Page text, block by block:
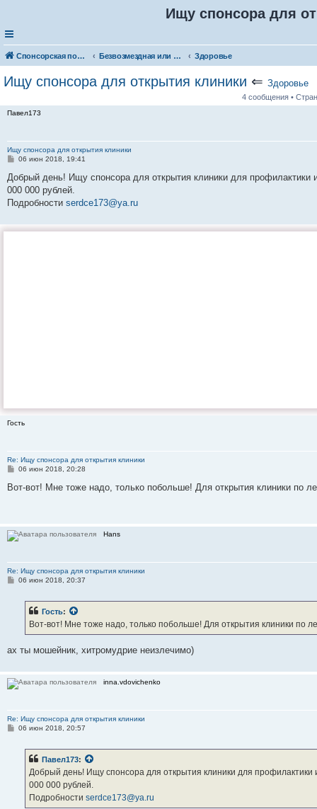
Ищу спонсора для
Спонсорская помощь. Разместите своё объявление в соответствующей рубрике Безвозмездная или условно-безвозмездная помощь Здоровье
Ищу спонсора для открытия клиники ⇐ Здоровье
4 сообщения •
Павел173
Ищу спонсора для открытия клиники
С
о
щ
е
н
е
06 июн 2018, 19:41
Добрый день! Ищу спонсора для открытия клиники для
000 000 рублей.
Подробности serdce173@ya.ru
Гость
Re: Ищу спонсора для открытия клиники
С
о
и
е
06 июн 2018, 20:28
Вот-вот! Мне тоже надо, только побольше! Для открытия клиники по
Hans
Re: Ищу спонсора для открытия клиники
С
е
06 июн 2018, 20:37
Гость:
Вот-вот! Мне тоже надо, только побольше! Для открытия клиники по
ах ты мошейник, хитромудрие неизлечимо)
inna.vdovichenko
Re: Ищу спонсора для открытия клиники
С06 июн 2018, 20:57
Павел173:
Добрый день! Ищу спонсора для открытия клиники для
000 000 рублей.
Подробности serdce173@ya.ru